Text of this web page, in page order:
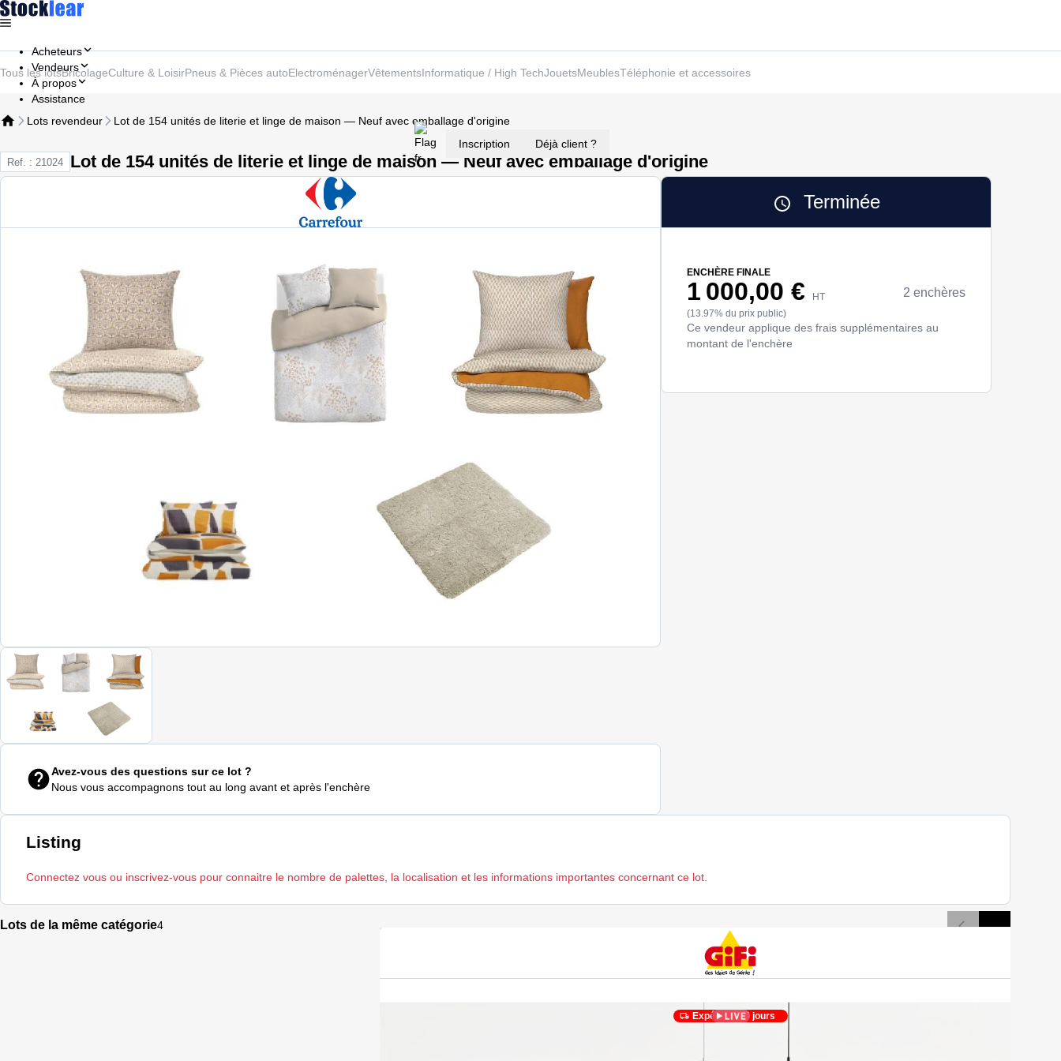
Acheteurs
Vendeurs
À propos
Assistance
Inscription Déjà client ?
Tous les lotsBricolageCulture & LoisirPneus & Pièces autoElectroménagerVêtementsInformatique / High TechJouetsMeublesTéléphonie et accessoires
Lots revendeur Lot de 154 unités de literie et linge de maison — Neuf avec emballage d'origine
Ref. : 21024 Lot de 154 unités de literie et linge de maison — Neuf avec emballage d'origine
Avez-vous des questions sur ce lot ?
Nous vous accompagnons tout au long avant et après l'enchère
Terminée
ENCHÈRE FINALE
1 000,00 € HT 2 enchères
(13.97% du prix public)
Ce vendeur applique des frais supplémentaires au
montant de l'enchère
Listing
Connectez vous ou inscrivez-vous pour connaitre le nombre de palettes, la localisation et les informations importantes concernant ce lot.
Lots de la même catégorie4
Expédié en 5 jours